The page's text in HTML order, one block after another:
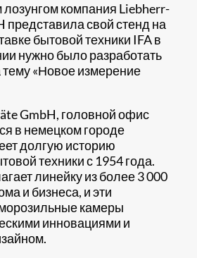
компания Liebherr-
представила свой стенд на
бытовой техники IFA в
нужно было разработать
«Новое измерение
GmbH, головной офис
в немецком городе
долгую историю
техники с 1954 года.
линейку из более 3 000
и бизнеса, и эти
камеры
инновациями и